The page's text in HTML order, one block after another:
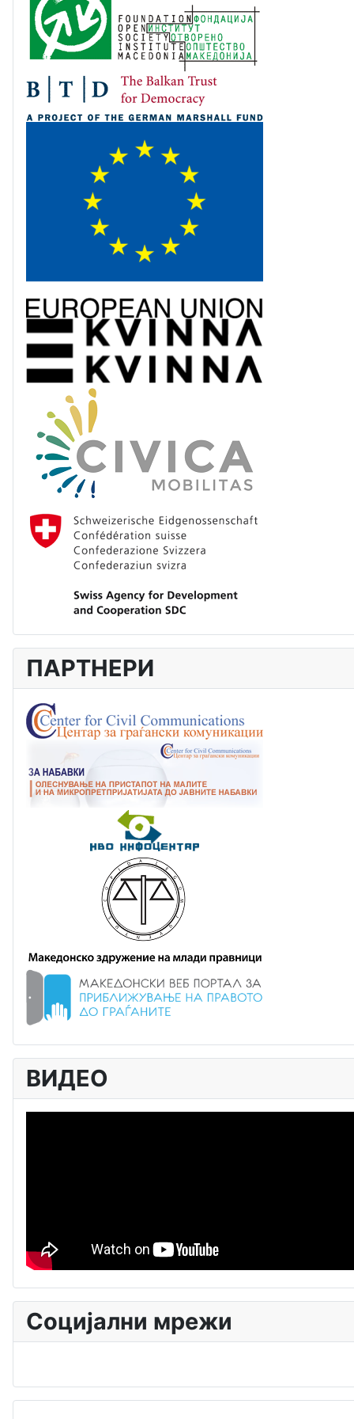
ПАРТНЕРИ
ВИДЕО
Социјални мрежи